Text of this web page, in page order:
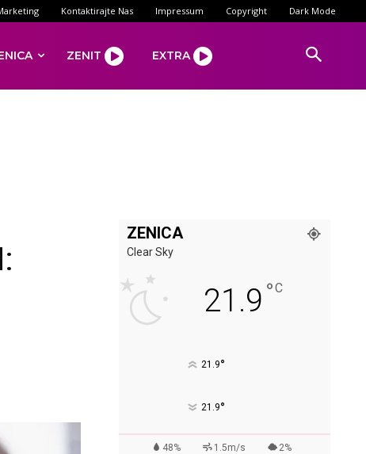
Kontaktirajte Nas Impressum Copyright Dark Mode
ZENIT EXTRA
ZENICA
Clear Sky
21.9 °C
21.9°
21.9°
48% 1.5m/s 2%